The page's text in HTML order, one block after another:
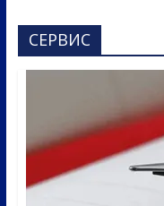
СЕРВИС